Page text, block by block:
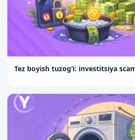
Tez boyish tuzog‘i: investitsiya